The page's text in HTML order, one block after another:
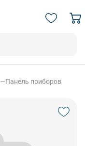
—Панель приборов